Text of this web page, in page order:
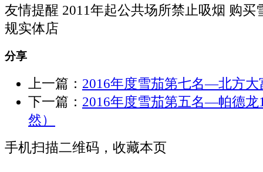
友情提醒 2011年起公共场所禁止吸烟 购买
规实体店
分享
上一篇： 2016年度雪茄第七名—北方大
下一篇： 2016年度雪茄第五名—帕德龙
然）
手机扫描二维码，收藏本页